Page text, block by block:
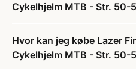
Cykelhjelm MTB - Str. 50-
Hvor kan jeg købe Lazer
Cykelhjelm MTB - Str. 50-